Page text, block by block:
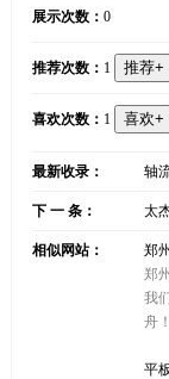
展示次数： 0
推荐次数： 1
喜欢次数： 1
最新收录： 轴
下 一 条： 太
相似网站： 郑
郑
我
舟！
平